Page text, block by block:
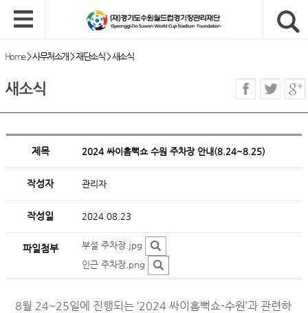
Home>사무처소개 >재단소식>새소식
새소식
제목 2024 싸이흠뻑쇼 수원 주차장 안내(8.24~8.25)
작성자 관리자
작성일 2024.08.23
파일첨부
부설 주차장.jpg
인근 주차장.png
8월 24~25일에 진행되는 ‘2024 싸이흠뻑쇼-수원’과 관련하